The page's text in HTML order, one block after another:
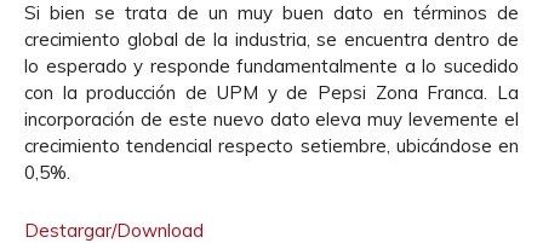
Si bien se trata de un muy buen dato en términos de
crecimiento global de la industria, se encuentra dentro de
lo esperado y responde fundamentalmente a lo sucedido
con la producción de UPM y de Pepsi Zona Franca. La
incorporación de este nuevo dato eleva muy levemente el
crecimiento tendencial respecto setiembre, ubicándose en
0,5%.
Destargar/Download